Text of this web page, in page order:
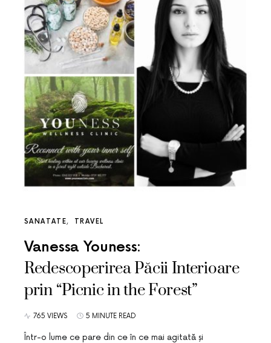
SANATATE TRAVEL
Vanessa Youness:
Redescoperirea Păcii Interioare
prin “Picnic in the Forest”
765 VIEWS 5 MINUTE READ
Într-o lume ce pare din ce în ce mai agitată și